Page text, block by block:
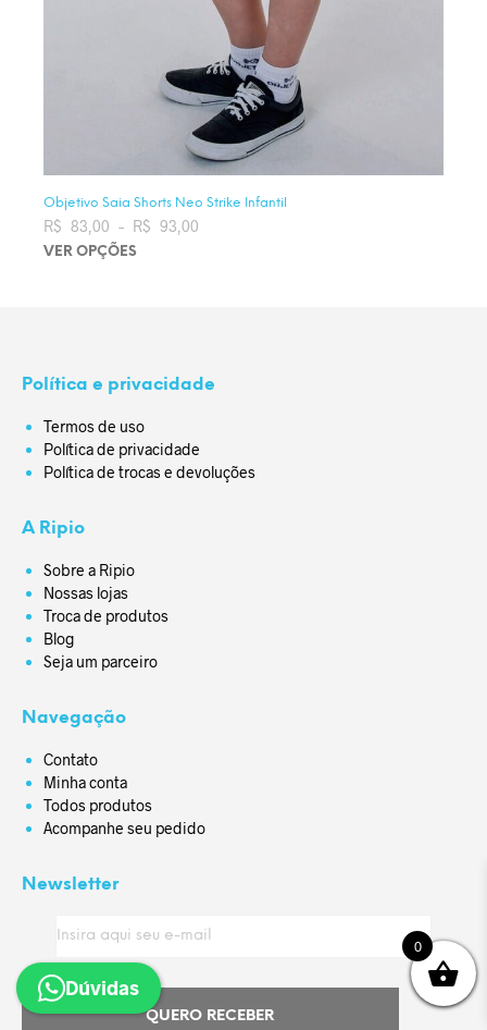
Objetivo Saia Shorts Neo Strike Infantil
R$ 83,00 – R$ 93,00Faixa de preço: R$ 83,00 através
R$ 93,00
VER OPÇÕES
Política e privacidade
Termos de uso
Política de privacidade
Política de trocas e devoluções
A Ripio
Sobre a Ripio
Nossas lojas
Troca de produtos
Blog
Seja um parceiro
Navegação
Contato
Minha conta
Todos produtos
Acompanhe seu pedido
Newsletter
0
Dúvidas